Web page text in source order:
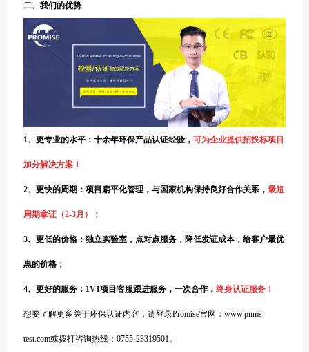
二、 我们的优势
1、更专业的水平：十余年环保产品认证经验， 可为企业提供招投标项目
加分解决方案！
2、 更快的周期：项目扁平化管理，与国家机构保持良好合作关系， 最短
周期拿证（2-3月）；
3、 更低的价格：独立实验室，点对点服务，降低发证成本，给客户最优
惠的价格；
4、 更好的服务：1V1项目客服跟进服务，一次合作， 终身认证服务！
想要了解更多关于环保认证内容，请登录Promise官网：www.pnms-
test.com或拨打咨询热线：0755-23319501。